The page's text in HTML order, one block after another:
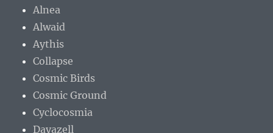
Alnea
Alwaid
Aythis
Collapse
Cosmic Birds
Cosmic Ground
Cyclocosmia
Dayazell